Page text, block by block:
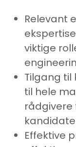
Relevant
viktige
Tilgang til
til hele
rådgivere
Effektive